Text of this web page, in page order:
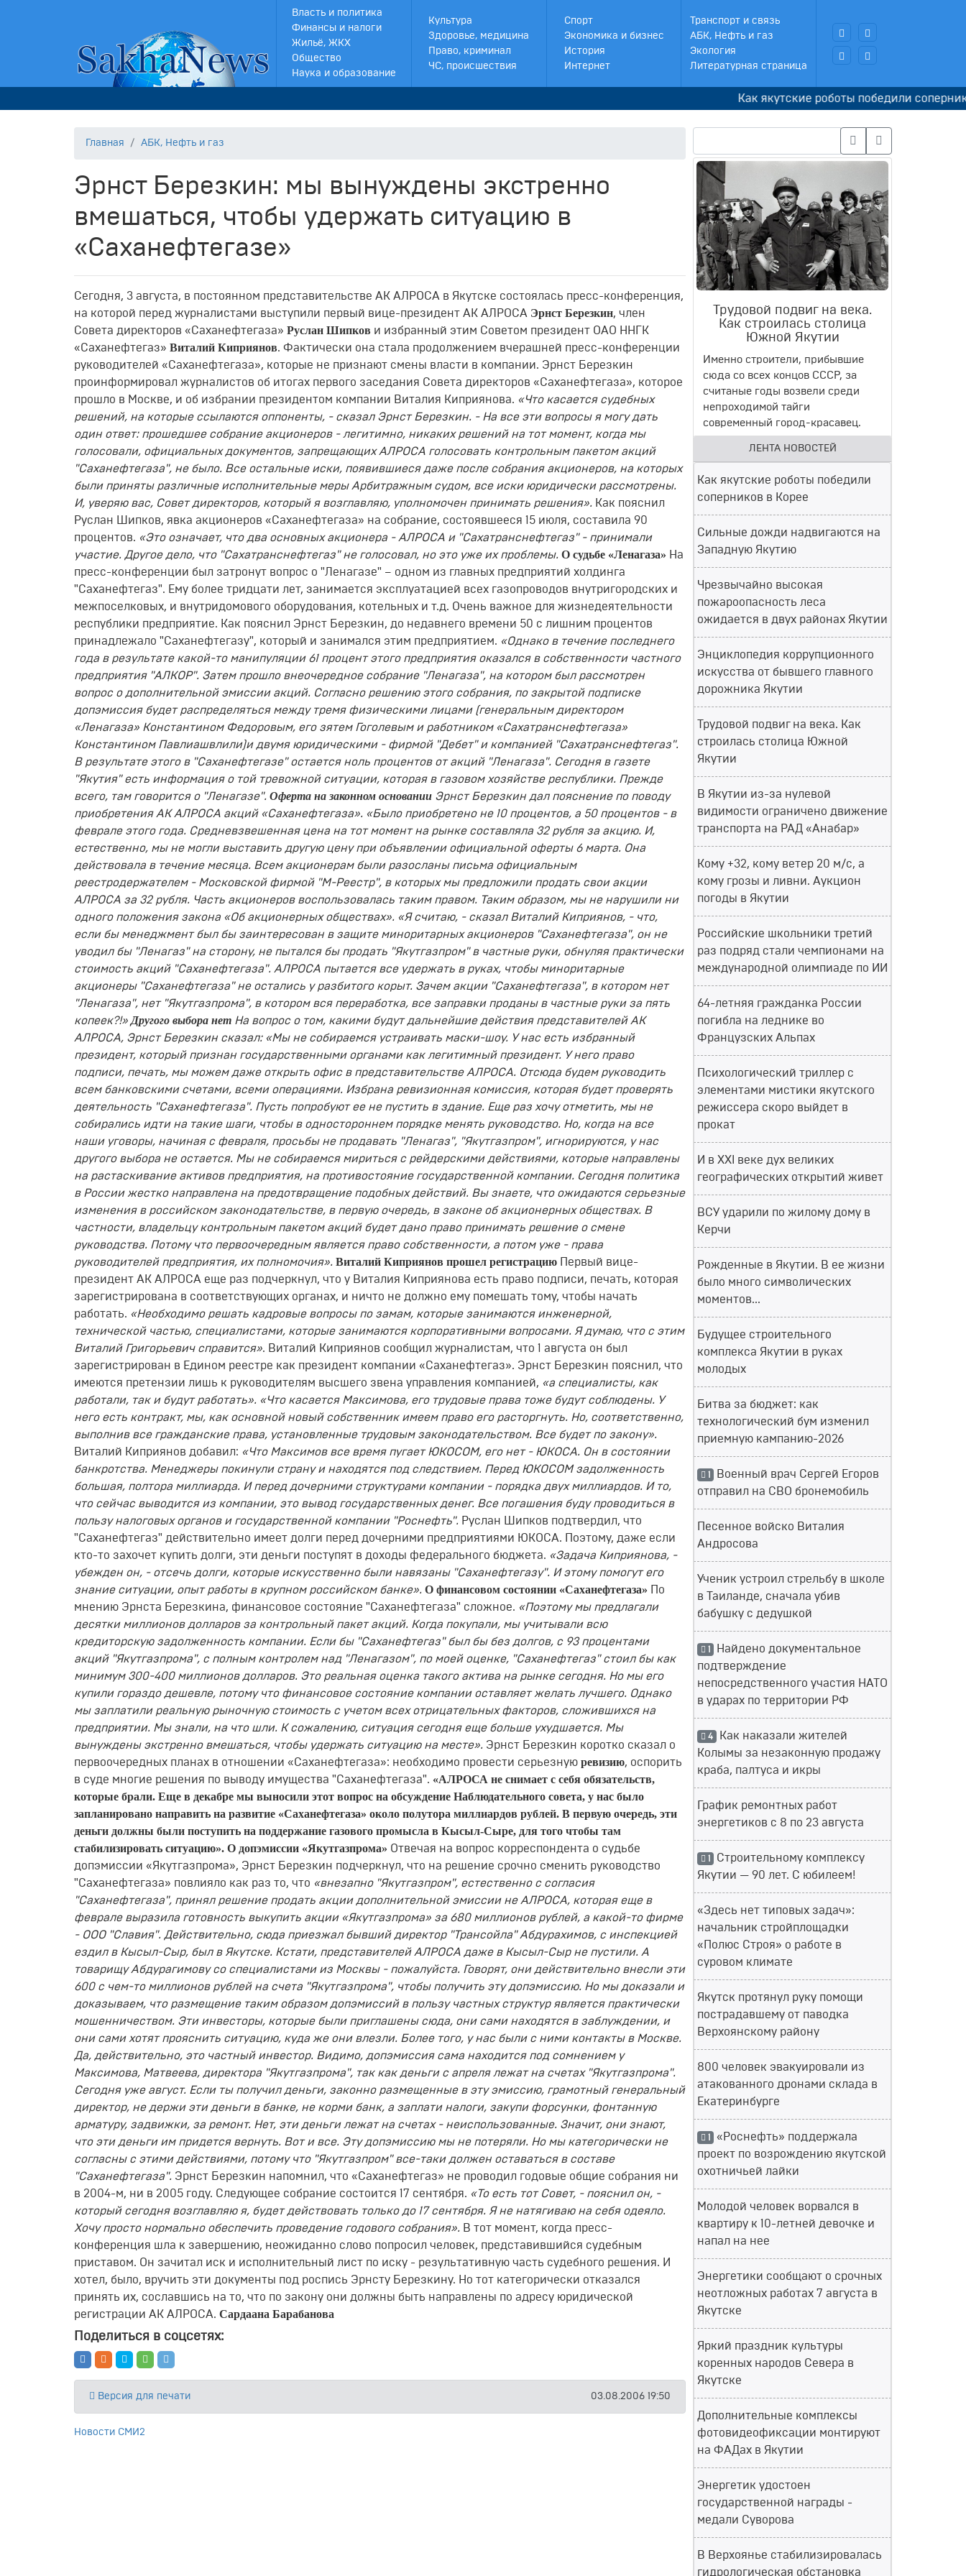
Власть и политика
Финансы и налоги
Жильё, ЖКХ
Общество
Наука и образование
Культура
Здоровье, медицина
Право, криминал
ЧС, происшествия
Спорт
Экономика и бизнес
История
Интернет
Транспорт и связь
АБК, Нефть и газ
Экология
Литературная страница
Как якутские роботы победили соперников в
Главная АБК, Нефть и газ
Эрнст Березкин: мы вынуждены экстренно
вмешаться, чтобы удержать ситуацию в
«Саханефтегазе»
Сегодня, 3 августа, в постоянном представительстве АК АЛРОСА в Якутске состоялась пресс-конференция,
на которой перед журналистами выступили первый вице-президент АК АЛРОСА Эрнст Березкин, член
Совета директоров «Саханефтегаза» Руслан Шипков и избранный этим Советом президент ОАО ННГК
«Саханефтегаз» Виталий Киприянов. Фактически она стала продолжением вчерашней пресс-конференции
руководителей «Саханефтегаза», которые не признают смены власти в компании. Эрнст Березкин
проинформировал журналистов об итогах первого заседания Совета директоров «Саханефтегаза», которое
прошло в Москве, и об избрании президентом компании Виталия Киприянова. «Что касается судебных
решений, на которые ссылаются оппоненты, - сказал Эрнст Березкин. - На все эти вопросы я могу дать
один ответ: прошедшее собрание акционеров - легитимно, никаких решений на тот момент, когда мы
голосовали, официальных документов, запрещающих АЛРОСА голосовать контрольным пакетом акций
"Саханефтегаза", не было. Все остальные иски, появившиеся даже после собрания акционеров, на которых
были приняты различные исполнительные меры Арбитражным судом, все иски юридически рассмотрены.
И, уверяю вас, Совет директоров, который я возглавляю, уполномочен принимать решения». Как пояснил
Руслан Шипков, явка акционеров «Саханефтегаза» на собрание, состоявшееся 15 июля, составила 90
процентов. «Это означает, что два основных акционера - АЛРОСА и "Сахатранснефтегаз" - принимали
участие. Другое дело, что "Сахатранснефтегаз" не голосовал, но это уже их проблемы. О судьбе «Ленагаза» На
пресс-конференции был затронут вопрос о "Ленагазе" – одном из главных предприятий холдинга
"Саханефтегаз". Ему более тридцати лет, занимается эксплуатацией всех газопроводов внутригородских и
межпоселковых, и внутридомового оборудования, котельных и т.д. Очень важное для жизнедеятельности
республики предприятие. Как пояснил Эрнст Березкин, до недавнего времени 50 с лишним процентов
принадлежало "Саханефтегазу", который и занимался этим предприятием. «Однако в течение последнего
года в результате какой-то манипуляции 61 процент этого предприятия оказался в собственности частного
предприятия "АЛКОР". Затем прошло внеочередное собрание "Ленагаза", на котором был рассмотрен
вопрос о дополнительной эмиссии акций. Согласно решению этого собрания, по закрытой подписке
допэмиссия будет распределяться между тремя физическими лицами (генеральным директором
«Ленагаза» Константином Федоровым, его зятем Гоголевым и работником «Сахатранснефтегаза»
Константином Павлиашвлили)и двумя юридическими - фирмой "Дебет" и компанией "Сахатранснефтегаз".
В результате этого в "Саханефтегазе" остается ноль процентов от акций "Ленагаза". Сегодня в газете
"Якутия" есть информация о той тревожной ситуации, которая в газовом хозяйстве республики. Прежде
всего, там говорится о "Ленагазе". Оферта на законном основании Эрнст Березкин дал пояснение по поводу
приобретения АК АЛРОСА акций «Саханефтегаза». «Было приобретено не 10 процентов, а 50 процентов - в
феврале этого года. Средневзвешенная цена на тот момент на рынке составляла 32 рубля за акцию. И,
естественно, мы не могли выставить другую цену при объявлении официальной оферты 6 марта. Она
действовала в течение месяца. Всем акционерам были разосланы письма официальным
реестродержателем - Московской фирмой "М-Реестр", в которых мы предложили продать свои акции
АЛРОСА за 32 рубля. Часть акционеров воспользовалась таким правом. Таким образом, мы не нарушили ни
одного положения закона «Об акционерных обществах». «Я считаю, - сказал Виталий Киприянов, - что,
если бы менеджмент был бы заинтересован в защите миноритарных акционеров "Саханефтегаза", он не
уводил бы "Ленагаз" на сторону, не пытался бы продать "Якутгазпром" в частные руки, обнуляя практически
стоимость акций "Саханефтегаза". АЛРОСА пытается все удержать в руках, чтобы миноритарные
акционеры "Саханефтегаза" не остались у разбитого корыт. Зачем акции "Саханефтегаза", в котором нет
"Ленагаза", нет "Якутгазпрома", в котором вся переработка, все заправки проданы в частные руки за пять
копеек?!» Другого выбора нет На вопрос о том, какими будут дальнейшие действия представителей АК
АЛРОСА, Эрнст Березкин сказал: «Мы не собираемся устраивать маски-шоу. У нас есть избранный
президент, который признан государственными органами как легитимный президент. У него право
подписи, печать, мы можем даже открыть офис в представительстве АЛРОСА. Отсюда будем руководить
всем банковскими счетами, всеми операциями. Избрана ревизионная комиссия, которая будет проверять
деятельность "Саханефтегаза". Пусть попробуют ее не пустить в здание. Еще раз хочу отметить, мы не
собирались идти на такие шаги, чтобы в одностороннем порядке менять руководство. Но, когда на все
наши уговоры, начиная с февраля, просьбы не продавать "Ленагаз", "Якутгазпром", игнорируются, у нас
другого выбора не остается. Мы не собираемся мириться с рейдерскими действиями, которые направлены
на растаскивание активов предприятия, на противостояние государственной компании. Сегодня политика
в России жестко направлена на предотвращение подобных действий. Вы знаете, что ожидаются серьезные
изменения в российском законодательстве, в первую очередь, в законе об акционерных обществах. В
частности, владельцу контрольным пакетом акций будет дано право принимать решение о смене
руководства. Потому что первоочередным является право собственности, а потом уже - права
руководителей предприятия, их полномочия». Виталий Киприянов прошел регистрацию Первый вице-
президент АК АЛРОСА еще раз подчеркнул, что у Виталия Киприянова есть право подписи, печать, которая
зарегистрирована в соответствующих органах, и ничто не должно ему помешать тому, чтобы начать
работать. «Необходимо решать кадровые вопросы по замам, которые занимаются инженерной,
технической частью, специалистами, которые занимаются корпоративными вопросами. Я думаю, что с этим
Виталий Григорьевич справится». Виталий Киприянов сообщил журналистам, что 1 августа он был
зарегистрирован в Едином реестре как президент компании «Саханефтегаз». Эрнст Березкин пояснил, что
имеются претензии лишь к руководителям высшего звена управления компанией, «а специалисты, как
работали, так и будут работать». «Что касается Максимова, его трудовые права тоже будут соблюдены. У
него есть контракт, мы, как основной новый собственник имеем право его расторгнуть. Но, соответственно,
выполнив все гражданские права, установленные трудовым законодательством. Все будет по закону».
Виталий Киприянов добавил: «Что Максимов все время пугает ЮКОСОМ, его нет - ЮКОСА. Он в состоянии
банкротства. Менеджеры покинули страну и находятся под следствием. Перед ЮКОСОМ задолженность
большая, полтора миллиарда. И перед дочерними структурами компании - порядка двух миллиардов. И то,
что сейчас выводится из компании, это вывод государственных денег. Все погашения буду проводиться в
пользу налоговых органов и государственной компании "Роснефть". Руслан Шипков подтвердил, что
"Саханефтегаз" действительно имеет долги перед дочерними предприятиями ЮКОСА. Поэтому, даже если
кто-то захочет купить долги, эти деньги поступят в доходы федерального бюджета. «Задача Киприянова, -
убежден он, - отсечь долги, которые искусственно были навязаны "Саханефтегазу". И этому помогут его
знание ситуации, опыт работы в крупном российском банке». О финансовом состоянии «Саханефтегаза» По
мнению Эрнста Березкина, финансовое состояние "Саханефтегаза" сложное. «Поэтому мы предлагали
десятки миллионов долларов за контрольный пакет акций. Когда покупали, мы учитывали всю
кредиторскую задолженность компании. Если бы "Саханефтегаз" был бы без долгов, с 93 процентами
акций "Якутгазпрома", с полным контролем над "Ленагазом", по моей оценке, "Саханефтегаз" стоил бы как
минимум 300-400 миллионов долларов. Это реальная оценка такого актива на рынке сегодня. Но мы его
купили гораздо дешевле, потому что финансовое состояние компании оставляет желать лучшего. Однако
мы заплатили реальную рыночную стоимость с учетом всех отрицательных факторов, сложившихся на
предприятии. Мы знали, на что шли. К сожалению, ситуация сегодня еще больше ухудшается. Мы
вынуждены экстренно вмешаться, чтобы удержать ситуацию на месте». Эрнст Березкин коротко сказал о
первоочередных планах в отношении «Саханефтегаза»: необходимо провести серьезную ревизию, оспорить
в суде многие решения по выводу имущества "Саханефтегаза". «АЛРОСА не снимает с себя обязательств,
которые брали. Еще в декабре мы выносили этот вопрос на обсуждение Наблюдательного совета, у нас было
запланировано направить на развитие «Саханефтегаза» около полутора миллиардов рублей. В первую очередь, эти
деньги должны были поступить на поддержание газового промысла в Кысыл-Сыре, для того чтобы там
стабилизировать ситуацию». О допэмиссии «Якутгазпрома» Отвечая на вопрос корреспондента о судьбе
допэмиссии «Якутгазпрома», Эрнст Березкин подчеркнул, что на решение срочно сменить руководство
"Саханефтегаза» повлияло как раз то, что «внезапно "Якутгазпром", естественно с согласия
"Саханефтегаза", принял решение продать акции дополнительной эмиссии не АЛРОСА, которая еще в
феврале выразила готовность выкупить акции «Якутгазпрома» за 680 миллионов рублей, а какой-то фирме
- ООО "Славия". Действительно, сюда приезжал бывший директор "Трансойла" Абдурахимов, с инспекцией
ездил в Кысыл-Сыр, был в Якутске. Кстати, представителей АЛРОСА даже в Кысыл-Сыр не пустили. А
товарищу Абдурагимову со специалистами из Москвы - пожалуйста. Говорят, они действительно внесли эти
600 с чем-то миллионов рублей на счета "Якутгазпрома", чтобы получить эту допэмиссию. Но мы доказали и
доказываем, что размещение таким образом допэмиссий в пользу частных структур является практически
мошенничеством. Эти инвесторы, которые были приглашены сюда, они сами находятся в заблуждении, и
они сами хотят прояснить ситуацию, куда же они влезли. Более того, у нас были с ними контакты в Москве.
Да, действительно, это частный инвестор. Видимо, допэмиссия сама находится под сомнением у
Максимова, Матвеева, директора "Якутгазпрома", так как деньги с апреля лежат на счетах "Якутгазпрома".
Сегодня уже август. Если ты получил деньги, законно размещенные в эту эмиссию, грамотный генеральный
директор, не держи эти деньги в банке, не корми банк, а заплати налоги, закупи форсунки, фонтанную
арматуру, задвижки, за ремонт. Нет, эти деньги лежат на счетах - неиспользованные. Значит, они знают,
что эти деньги им придется вернуть. Вот и все. Эту допэмиссию мы не потеряли. Но мы категорически не
согласны с этими действиями, потому что "Якутгазпром" все-таки должен оставаться в составе
"Саханефтегаза". Эрнст Березкин напомнил, что «Саханефтегаз» не проводил годовые общие собрания ни
в 2004-м, ни в 2005 году. Следующее собрание состоится 17 сентября. «То есть тот Совет, - пояснил он, -
который сегодня возглавляю я, будет действовать только до 17 сентября. Я не натягиваю на себя одеяло.
Хочу просто нормально обеспечить проведение годового собрания». В тот момент, когда пресс-
конференция шла к завершению, неожиданно слово попросил человек, представившийся судебным
приставом. Он зачитал иск и исполнительный лист по иску - результативную часть судебного решения. И
хотел, было, вручить эти документы под роспись Эрнсту Березкину. Но тот категорически отказался
принять их, сославшись на то, что по закону они должны быть направлены по адресу юридической
регистрации АК АЛРОСА. Сардаана Барабанова
Поделиться в соцсетях:
Версия для печати 03.08.2006 19:50
Новости СМИ2
Трудовой подвиг на века.
Как строилась столица
Южной Якутии
Именно строители, прибывшие
сюда со всех концов СССР, за
считаные годы возвели среди
непроходимой тайги
современный город-красавец.
ЛЕНТА НОВОСТЕЙ
Как якутские роботы победили
соперников в Корее
Сильные дожди надвигаются на
Западную Якутию
Чрезвычайно высокая
пожароопасность леса
ожидается в двух районах Якутии
Энциклопедия коррупционного
искусства от бывшего главного
дорожника Якутии
Трудовой подвиг на века. Как
строилась столица Южной
Якутии
В Якутии из-за нулевой
видимости ограничено движение
транспорта на РАД «Анабар»
Кому +32, кому ветер 20 м/с, а
кому грозы и ливни. Аукцион
погоды в Якутии
Российские школьники третий
раз подряд стали чемпионами на
международной олимпиаде по ИИ
64-летняя гражданка России
погибла на леднике во
Французских Альпах
Психологический триллер с
элементами мистики якутского
режиссера скоро выйдет в
прокат
И в XXI веке дух великих
географических открытий живет
ВСУ ударили по жилому дому в
Керчи
Рожденные в Якутии. В ее жизни
было много символических
моментов...
Будущее строительного
комплекса Якутии в руках
молодых
Битва за бюджет: как
технологический бум изменил
приемную кампанию-2026
1 Военный врач Сергей Егоров
отправил на СВО бронемобиль
Песенное войско Виталия
Андросова
Ученик устроил стрельбу в школе
в Таиланде, сначала убив
бабушку с дедушкой
1 Найдено документальное
подтверждение
непосредственного участия НАТО
в ударах по территории РФ
4 Как наказали жителей
Колымы за незаконную продажу
краба, палтуса и икры
График ремонтных работ
энергетиков с 8 по 23 августа
1 Строительному комплексу
Якутии — 90 лет. С юбилеем!
«Здесь нет типовых задач»:
начальник стройплощадки
«Полюс Строя» о работе в
суровом климате
Якутск протянул руку помощи
пострадавшему от паводка
Верхоянскому району
800 человек эвакуировали из
атакованного дронами склада в
Екатеринбурге
1 «Роснефть» поддержала
проект по возрождению якутской
охотничьей лайки
Молодой человек ворвался в
квартиру к 10-летней девочке и
напал на нее
Энергетики сообщают о срочных
неотложных работах 7 августа в
Якутске
Яркий праздник культуры
коренных народов Севера в
Якутске
Дополнительные комплексы
фотовидеофиксации монтируют
на ФАДах в Якутии
Энергетик удостоен
государственной награды -
медали Суворова
В Верхоянье стабилизировалась
гидрологическая обстановка